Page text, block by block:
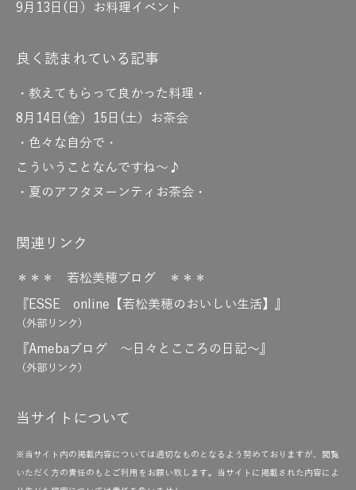
9月13日(日）お料理イベント
良く読まれている記事
・教えてもらって良かった料理・
8月14日(金）15日(土）お茶会
・色々な自分で・
こういうことなんですね～♪
・夏のアフタヌーンティお茶会・
関連リンク
＊＊＊ 若松美穂ブログ ＊＊＊
『ESSE online【若松美穂のおいしい生活】』
（外部リンク）
『Amebaブログ ～日々とこころの日記～』
（外部リンク）
当サイトについて
※当サイト内の掲載内容については適切なものとなるよう努めておりますが、閲覧
いただく方の責任のもとご利用をお願い致します。当サイトに掲載された内容によ